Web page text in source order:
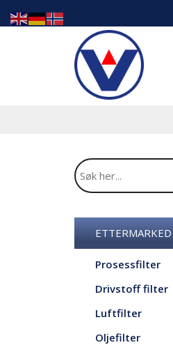
ETTERMARKED
Prosessfilter
Drivstoff filter
Luftfilter
Oljefilter